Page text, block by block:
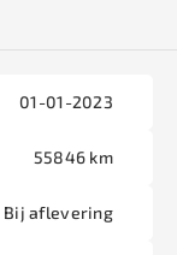
01-01-2023
55846 km
Bij aflevering